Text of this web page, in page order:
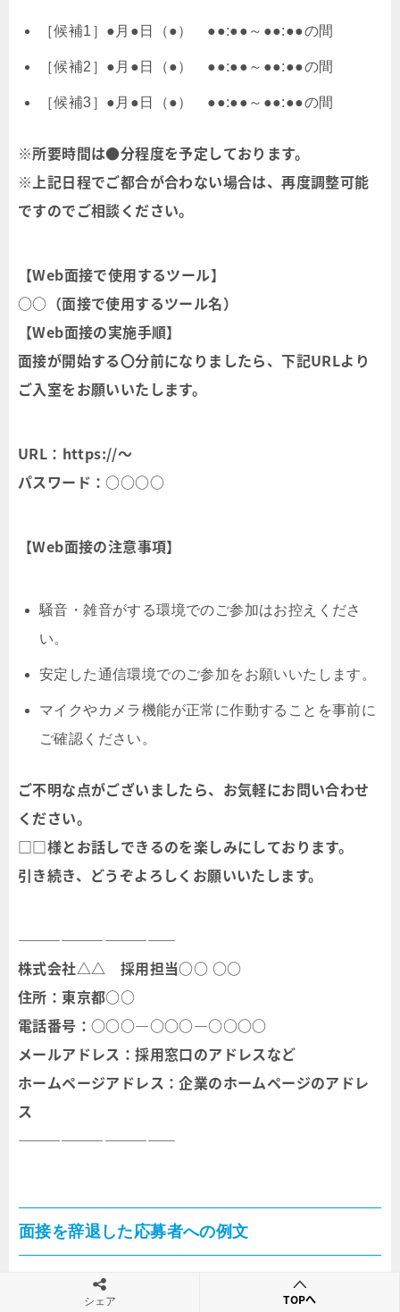
［候補1］●月●日（●） ●●:●●～●●:●●の間
［候補2］●月●日（●） ●●:●●～●●:●●の間
［候補3］●月●日（●） ●●:●●～●●:●●の間
※所要時間は●分程度を予定しております。
※上記日程でご都合が合わない場合は、再度調整可能
ですのでご相談ください。
【Web面接で使用するツール】
○○（面接で使用するツール名）
【Web面接の実施手順】
面接が開始する〇分前になりましたら、下記URLより
ご入室をお願いいたします。
URL：https://～
パスワード：○○○○
【Web面接の注意事項】
騒音・雑音がする環境でのご参加はお控えくださ
い。
安定した通信環境でのご参加をお願いいたします。
マイクやカメラ機能が正常に作動することを事前に
ご確認ください。
ご不明な点がございましたら、お気軽にお問い合わせ
ください。
□□様とお話しできるのを楽しみにしております。
引き続き、どうぞよろしくお願いいたします。
―――――――――――
株式会社△△ 採用担当○○ ○○
住所：東京都○○
電話番号：○○○―○○○―○○○○
メールアドレス：採用窓口のアドレスなど
ホームページアドレス：企業のホームページのアドレ
ス
―――――――――――
面接を辞退した応募者への例文
面接を辞退した方へは、応募への感謝とともに、応募
シェア TOPへ